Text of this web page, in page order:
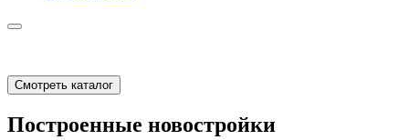
Смотреть каталог
Построенные новостройки